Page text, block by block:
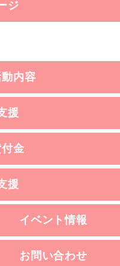
ジ
内容
援
金
援
イベント情報
お問い合わせ